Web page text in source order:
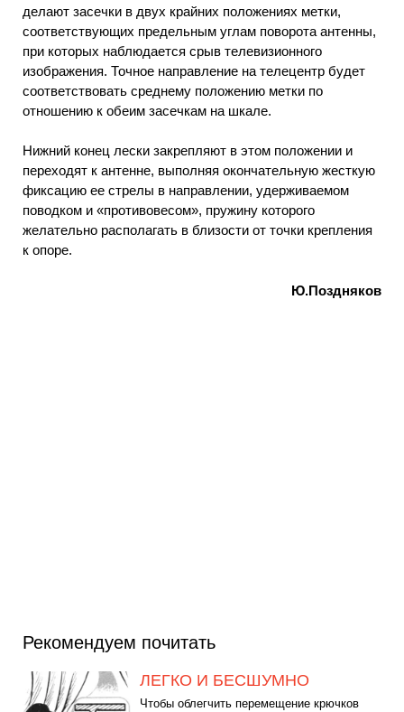
делают засечки в двух крайних положениях метки,
соответствующих предельным углам поворота антенны,
при которых наблюдается срыв телевизионного
изображения. Точное направление на телецентр будет
соответствовать среднему положению метки по
отношению к обеим засечкам на шкале.
Нижний конец лески закрепляют в этом положении и
переходят к антенне, выполняя окончательную жесткую
фиксацию ее стрелы в направлении, удерживаемом
поводком и «противовесом», пружину которого
желательно располагать в близости от точки крепления
к опоре.
Ю.Поздняков
Рекомендуем почитать
ЛЕГКО И БЕСШУМНО
Чтобы облегчить перемещение крючков